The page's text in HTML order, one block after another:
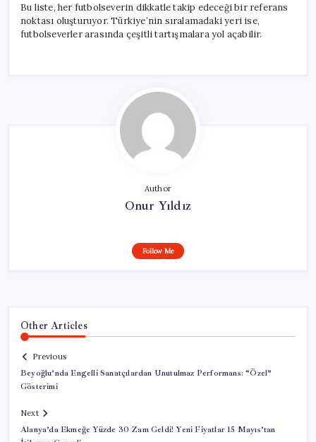
Bu liste, her futbolseverin dikkatle takip edeceği bir referans
noktası oluşturuyor. Türkiye’nin sıralamadaki yeri ise,
futbolseverler arasında çeşitli tartışmalara yol açabilir.
Author
Onur Yıldız
Follow Me
Other Articles
Previous
Beyoğlu’nda Engelli Sanatçılardan Unutulmaz Performans: “Özel”
Gösterimi
Next
Alanya’da Ekmeğe Yüzde 30 Zam Geldi! Yeni Fiyatlar 15 Mayıs’tan